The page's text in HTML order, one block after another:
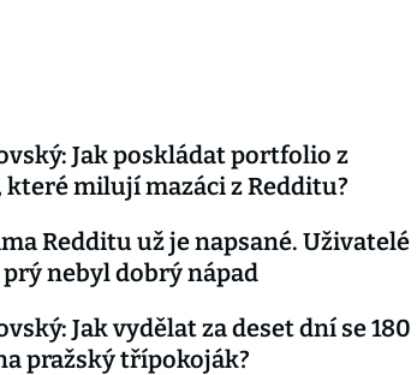
Jak poskládat portfolio z
milují mazáci z Redditu?
Redditu už je napsané. Uživatelé
prý nebyl dobrý nápad
Jak vydělat za deset dní se 180
pražský třípokoják?